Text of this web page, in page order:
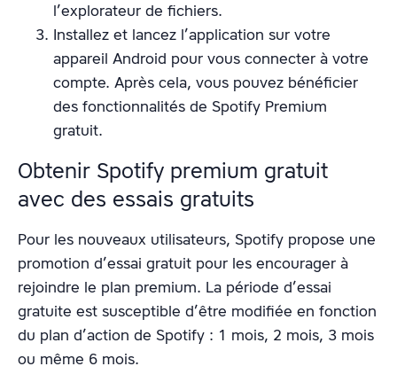
l’explorateur de fichiers.
Installez et lancez l’application sur votre
appareil Android pour vous connecter à votre
compte. Après cela, vous pouvez bénéficier
des fonctionnalités de Spotify Premium
gratuit.
Obtenir Spotify premium gratuit
avec des essais gratuits
Pour les nouveaux utilisateurs, Spotify propose une
promotion d’essai gratuit pour les encourager à
rejoindre le plan premium. La période d’essai
gratuite est susceptible d’être modifiée en fonction
du plan d’action de Spotify : 1 mois, 2 mois, 3 mois
ou même 6 mois.